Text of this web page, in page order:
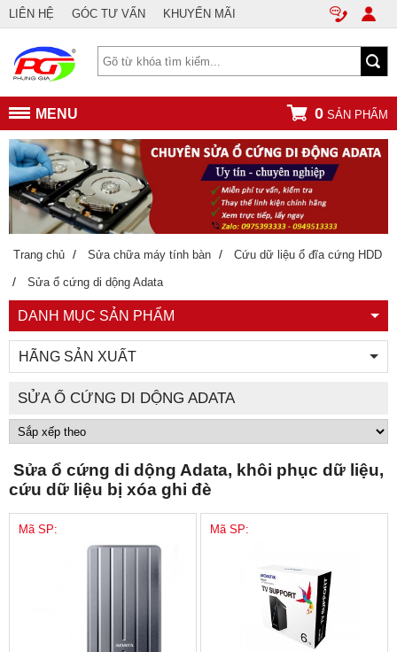
LIÊN HỆ GÓC TƯ VẤN KHUYẾN MÃI
MENU 0 SẢN PHẨM
Trang chủ / Sửa chữa máy tính bàn / Cứu dữ liệu ổ đĩa cứng HDD
/ Sửa ổ cứng di dộng Adata
DANH MỤC SẢN PHẨM
HÃNG SẢN XUẤT
SỬA Ổ CỨNG DI DỘNG ADATA
Sửa ổ cứng di dộng Adata, khôi phục dữ liệu,
cứu dữ liệu bị xóa ghi đè
Mã SP: Mã SP: